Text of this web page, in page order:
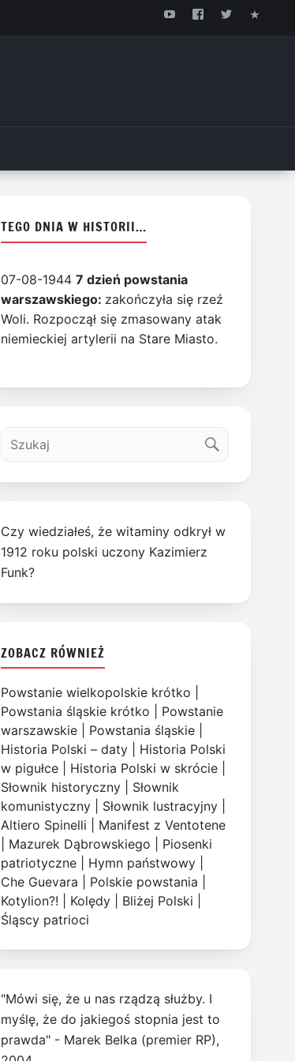
TEGO DNIA W HISTORII…
07-08-19447 dzień powstania
warszawskiego: zakończyła się rzeź
Woli. Rozpoczął się zmasowany atak
niemieckiej artylerii na Stare Miasto.
Czy wiedziałeś, że witaminy odkrył w
1912 roku polski uczony Kazimierz
Funk?
ZOBACZ RÓWNIEŻ
Powstanie wielkopolskie krótko
Powstania śląskie krótko
Powstanie
warszawskie
Powstania śląskie
Historia Polski – daty
Historia Polski
w pigułce
Historia Polski w skrócie
Słownik historyczny
Słownik
komunistyczny
Słownik lustracyjny
Altiero Spinelli
Manifest z Ventotene
Mazurek Dąbrowskiego
Piosenki
patriotyczne
Hymn państwowy
Che Guevara
Polskie powstania
Kotylion?!
Kolędy Bliżej Polski
Śląscy patrioci
"Mówi się, że u nas rządzą służby. I
myślę, że do jakiegoś stopnia jest to
prawda" - Marek Belka (premier RP),